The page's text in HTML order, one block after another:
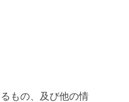
もの、及び他の情